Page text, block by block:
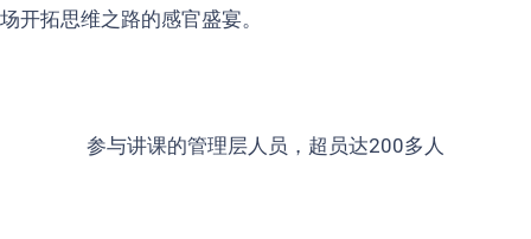
场开拓思维之路的感官盛宴。
参与讲课的管理层人员，超员达200多人